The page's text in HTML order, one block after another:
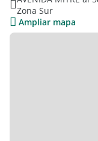
Zona Sur
Ampliar mapa